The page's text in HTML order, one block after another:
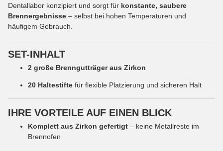
Dentallabor konzipiert und sorgt für konstante, saubere
Brennergebnisse – selbst bei hohen Temperaturen und
häufigem Gebrauch.
SET-INHALT
2 große Brenngutträger aus Zirkon
20 Haltestifte für flexible Platzierung und sicheren Halt
IHRE VORTEILE AUF EINEN BLICK
Komplett aus Zirkon gefertigt – keine Metallreste im
Brennofen